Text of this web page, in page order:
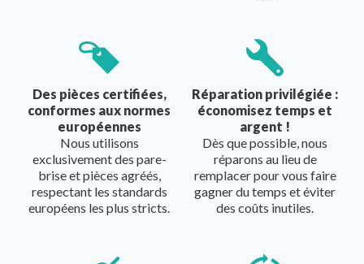
Des pièces certifiées,
conformes aux normes
européennes
Nous utilisons
exclusivement des pare-
brise et pièces agréés,
respectant les standards
européens les plus stricts.
Réparation privilégiée :
économisez temps et
argent !
Dès que possible, nous
réparons au lieu de
remplacer pour vous faire
gagner du temps et éviter
des coûts inutiles.